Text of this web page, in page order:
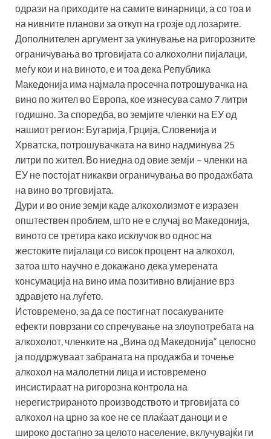
одрази на приходите на самите винарници, а со тоа и
на нивните планови за откуп на грозје од лозарите.
Дополнителен аргумент за укинување на ригорозните
ограничувања во трговијата со алкохолни пијалаци,
меѓу кои и на виното, е и тоа дека Република
Македонија има најмала просечна потрошувачка на
вино по жител во Европа, кое изнесува само 7 литри
годишно. За споредба, во земјите членки на ЕУ од
нашиот регион: Бугарија, Грција, Словенија и
Хрватска, потрошувачката на вино надминува 25
литри по жител. Во ниедна од овие земји – членки на
ЕУ не постојат никакви ограничувања во продажбата
на вино во трговијата.
Дури и во оние земји каде алкохолизмот е изразен
општествен проблем, што не е случај во Македонија,
виното се третира како исклучок во однос на
жестоките пијалаци со висок процент на алкохол,
затоа што научно е докажано дека умерената
консумација на вино има позитивно влијание врз
здравјето на луѓето.
Истовремено, за да се постигнат посакуваните
ефекти поврзани со спречување на злоупотребата на
алкохолот, членките на „Вина од Македонија“ целосно
ја поддржуваат забраната на продажба и точење
алкохол на малолетни лица и истовремено
инсистираат на ригорозна контрола на
нерегистрираното производството и трговијата со
алкохол на црно за кое не се плаќаат даноци и е
широко достапно за целото население, вклучувајќи ги